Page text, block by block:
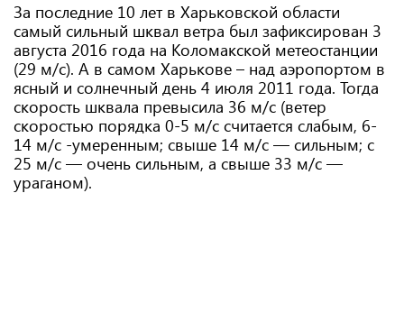
За последние 10 лет в Харьковской области
самый сильный шквал ветра был зафиксирован 3
августа 2016 года на Коломакской метеостанции
(29 м/с). А в самом Харькове – над аэропортом в
ясный и солнечный день 4 июля 2011 года. Тогда
скорость шквала превысила 36 м/с (ветер
скоростью порядка 0-5 м/с считается слабым, 6-
14 м/с -умеренным; свыше 14 м/с — сильным; с
25 м/с — очень сильным, а свыше 33 м/с —
ураганом).